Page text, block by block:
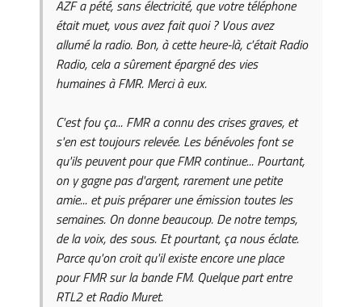
AZF a pété, sans électricité, que votre téléphone
était muet, vous avez fait quoi ? Vous avez
allumé la radio. Bon, à cette heure-là, c'était Radio
Radio, cela a sûrement épargné des vies
humaines à FMR. Merci à eux.
C'est fou ça... FMR a connu des crises graves, et
s'en est toujours relevée. Les bénévoles font se
qu'ils peuvent pour que FMR continue... Pourtant,
on y gagne pas d'argent, rarement une petite
amie... et puis préparer une émission toutes les
semaines. On donne beaucoup. De notre temps,
de la voix, des sous. Et pourtant, ça nous éclate.
Parce qu'on croit qu'il existe encore une place
pour FMR sur la bande FM. Quelque part entre
RTL2 et Radio Muret.